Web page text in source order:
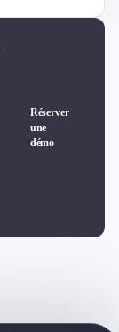
Réserver
une
démo